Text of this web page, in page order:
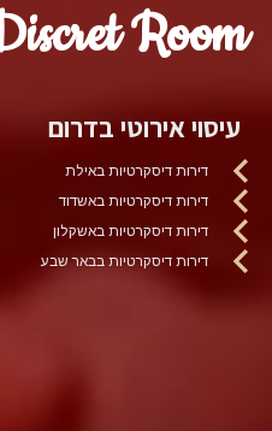
Room
עיסוי אירוטי בדרום
דירות דיסקרטיות באילת
דירות דיסקרטיות באשדוד
דירות דיסקרטיות באשקלון
דירות דיסקרטיות בבאר שבע